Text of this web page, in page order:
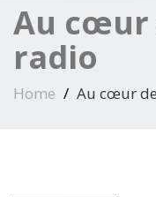
Au cœur
radio
Home Au cœur